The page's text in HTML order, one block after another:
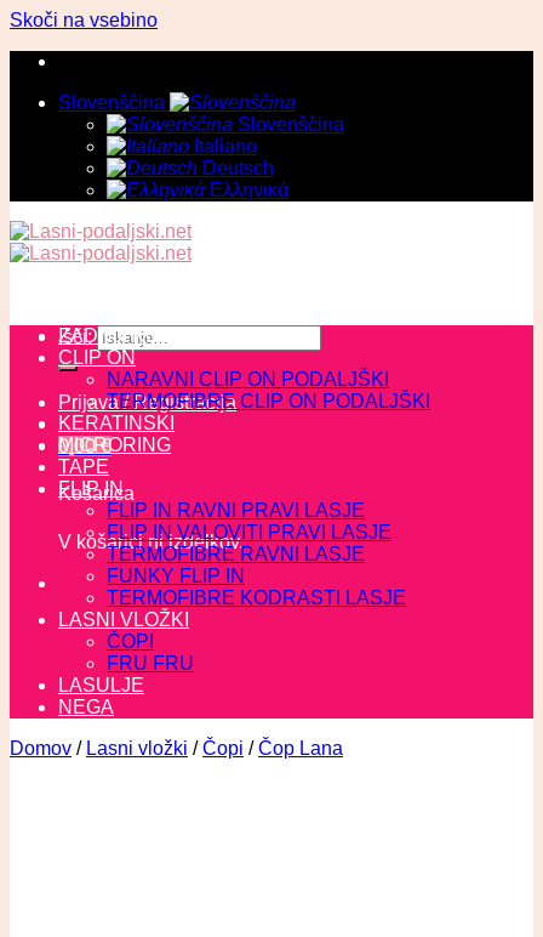
Skoči na vsebino
Slovenščina
Slovenščina
Italiano
Deutsch
Ελληνικά
Išči:
Prijava / Registracija
0,00€
Košarica
V košarici ni izdelkov.
ZADNJI KOSI
CLIP ON
NARAVNI CLIP ON PODALJŠKI
TERMOFIBRE CLIP ON PODALJŠKI
KERATINSKI
MICRORING
TAPE
FLIP IN
FLIP IN RAVNI PRAVI LASJE
FLIP IN VALOVITI PRAVI LASJE
TERMOFIBRE RAVNI LASJE
FUNKY FLIP IN
TERMOFIBRE KODRASTI LASJE
LASNI VLOŽKI
ČOPI
FRU FRU
LASULJE
NEGA
Domov / Lasni vložki / Čopi / Čop Lana